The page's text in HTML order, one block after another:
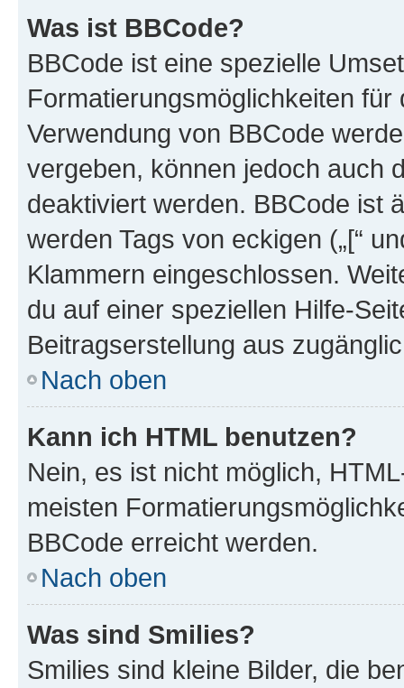
Was ist BBCode?
BBCode ist eine spezielle
Formatierungsmöglichkeiten
Verwendung von BBCode
vergeben, können jedoch auch
deaktiviert werden. BBCode ist
werden Tags von eckigen („[“
Klammern eingeschlossen.
du auf einer speziellen Hilfe-
Beitragserstellung aus
Nach oben
Kann ich HTML benutzen?
Nein, es ist nicht möglich,
meisten
BBCode erreicht werden.
Nach oben
Was sind Smilies?
Smilies sind kleine Bilder, die